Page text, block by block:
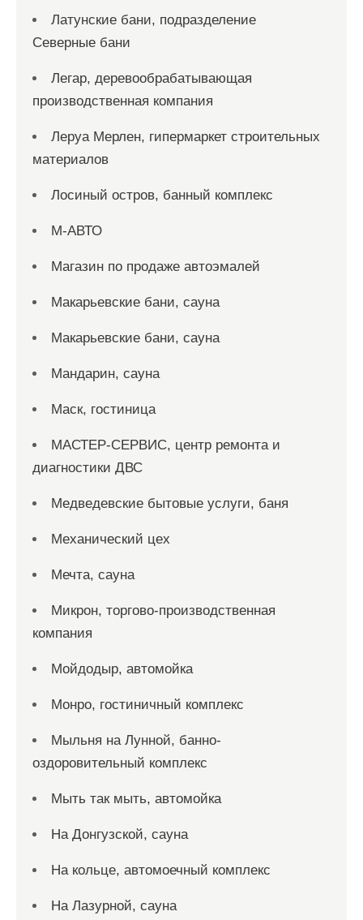
Латунские бани, подразделение
Северные бани
Легар, деревообрабатывающая
производственная компания
Леруа Мерлен, гипермаркет строительных
материалов
Лосиный остров, банный комплекс
М-АВТО
Магазин по продаже автоэмалей
Макарьевские бани, сауна
Макарьевские бани, сауна
Мандарин, сауна
Маск, гостиница
МАСТЕР-СЕРВИС, центр ремонта и
диагностики ДВС
Медведевские бытовые услуги, баня
Механический цех
Мечта, сауна
Микрон, торгово-производственная
компания
Мойдодыр, автомойка
Монро, гостиничный комплекс
Мыльня на Лунной, банно-
оздоровительный комплекс
Мыть так мыть, автомойка
На Донгузской, сауна
На кольце, автомоечный комплекс
На Лазурной, сауна